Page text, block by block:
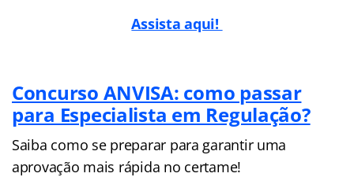
Assista aqui!
Concurso ANVISA: como passar
para Especialista em Regulação?
Saiba como se preparar para garantir uma
aprovação mais rápida no certame!